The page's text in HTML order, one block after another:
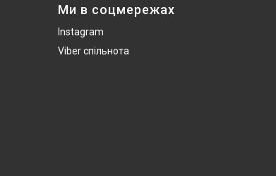
Ми в соцмережах
Instagram
Viber спільнота